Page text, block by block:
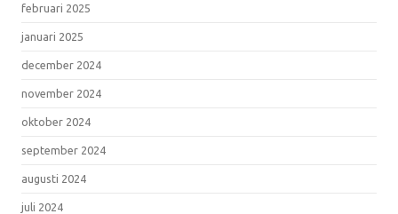
februari 2025
januari 2025
december 2024
november 2024
oktober 2024
september 2024
augusti 2024
juli 2024